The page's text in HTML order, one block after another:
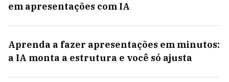
em apresentações com IA
Aprenda a fazer apresentações em minutos:
a IA monta a estrutura e você só ajusta